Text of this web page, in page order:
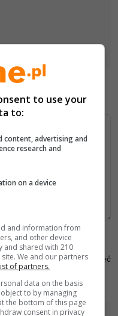
prywatności. Aby mieć
to use your
to:
content, advertising and
research and
on a device
and information from
and other device
and shared with 210
We and our partners
of partners.
data on the basis
to by managing
the bottom of this page
consent in privacy